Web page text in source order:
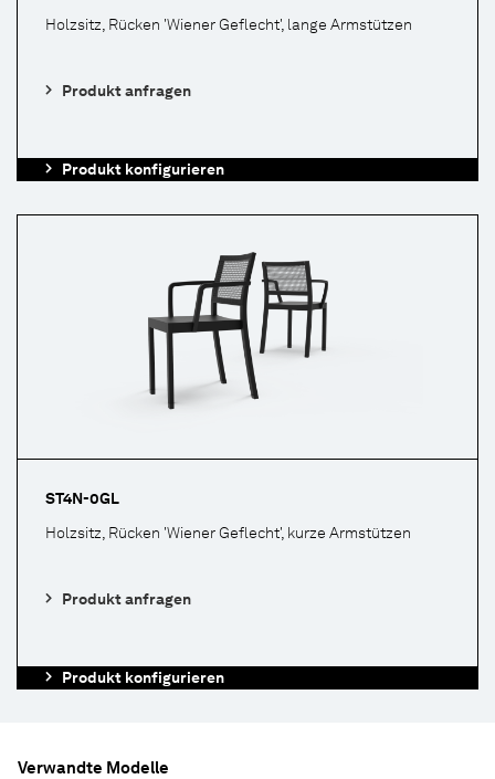
Holzsitz, Rücken 'Wiener Geflecht', lange Armstützen
Produkt anfragen
Produkt konfigurieren
ST4N-0GL
Holzsitz, Rücken 'Wiener Geflecht', kurze Armstützen
Produkt anfragen
Produkt konfigurieren
Verwandte Modelle